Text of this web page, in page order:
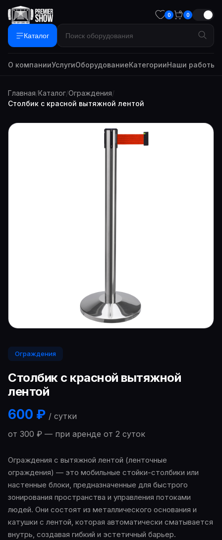
Каталог
0 0
О компанииУслугиОборудованиеКатегорииНаши работы
Главная/Каталог/Ограждения/
Столбик с красной вытяжной лентой
Ограждения
Столбик с красной вытяжной
лентой
600 ₽ / сутки
от 300 ₽ — при аренде от 2 суток
Ограждения с вытяжной лентой (ленточные
ограждения) — это мобильные стойки-столбики или
настенные блоки, предназначенные для быстрого
зонирования пространства и управления потоками
людей. Они состоят из металлического основания и
катушки с лентой, которая автоматически сматывается
внутрь, создавая гибкий и эстетичный барьер.